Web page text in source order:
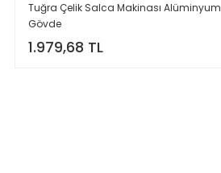
Tuğra Çelik Salca Makinası Alüminyum
Gövde
1.979,68 TL